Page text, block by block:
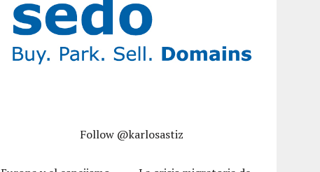
Follow @karlosastiz